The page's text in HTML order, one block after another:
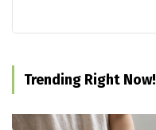
Trending Right Now!